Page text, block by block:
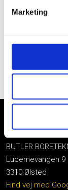
Marketing
BUTLER
Lucernevangen 9
3310 Ølsted
Find vej med